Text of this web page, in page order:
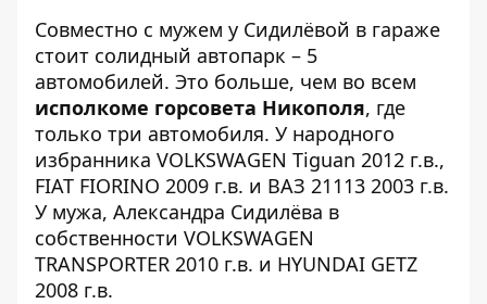
Совместно с мужем у Сидилёвой в гараже
стоит солидный автопарк – 5
автомобилей. Это больше, чем во всем
исполкоме горсовета Никополя, где
только три автомобиля. У народного
избранника VOLKSWAGEN Tiguan 2012 г.в.,
FIAT FIORINO 2009 г.в. и ВАЗ 21113 2003 г.в.
У мужа, Александра Сидилёва в
собственности VOLKSWAGEN
TRANSPORTER 2010 г.в. и HYUNDAI GETZ
2008 г.в.